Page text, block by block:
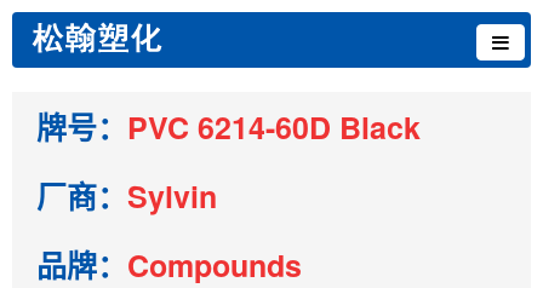
牌号： PVC 6214-60D Black
厂商： Sylvin
品牌： Compounds